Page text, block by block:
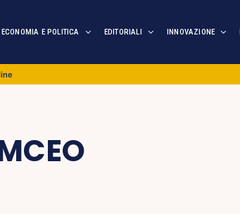
ECONOMIA E POLITICA EDITORIALI INNOVAZIONE